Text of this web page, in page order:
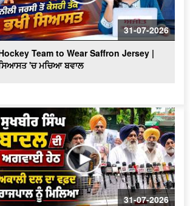
| 32
31-07-2026
Team to Wear Saffron Jersey |
'ਚ ਮਚਿਆ ਬਵਾਲ
31-07-2026